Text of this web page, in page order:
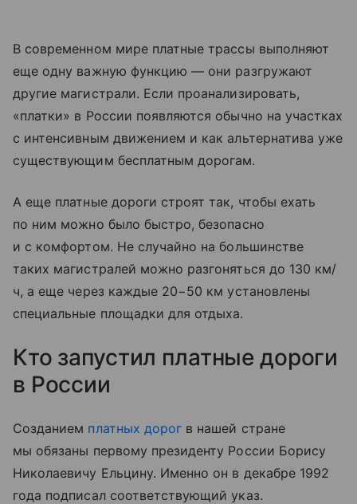
В современном мире платные трассы выполняют
еще одну важную функцию — они разгружают
другие магистрали. Если проанализировать,
«платки» в России появляются обычно на участках
с интенсивным движением и как альтернатива уже
существующим бесплатным дорогам.
А еще платные дороги строят так, чтобы ехать
по ним можно было быстро, безопасно
и с комфортом. Не случайно на большинстве
таких магистралей можно разгоняться до 130 км/
ч, а еще через каждые 20−50 км установлены
специальные площадки для отдыха.
Кто запустил платные дороги
в России
Созданием платных дорог в нашей стране
мы обязаны первому президенту России Борису
Николаевичу Ельцину. Именно он в декабре 1992
года подписал соответствующий указ.